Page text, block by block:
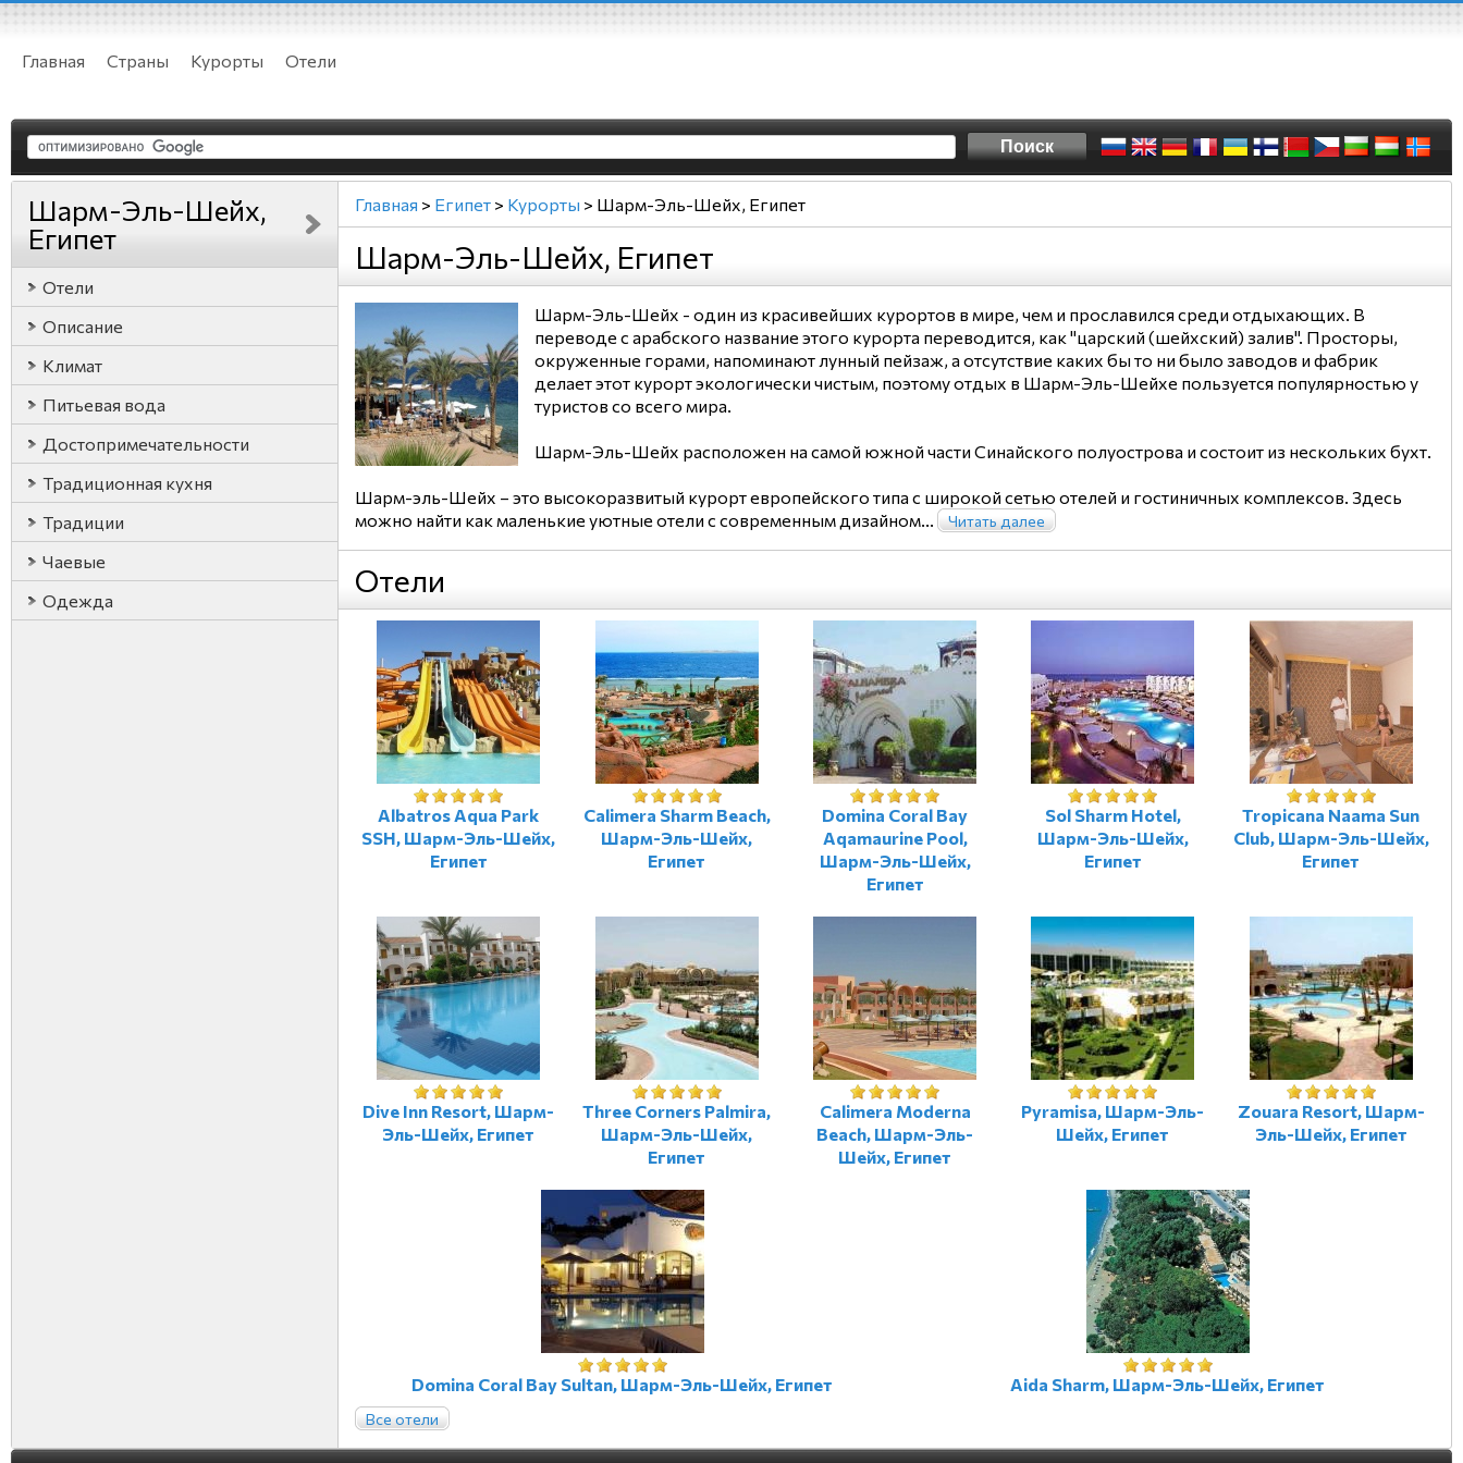
Главная Страны Курорты Отели
Шарм-Эль-Шейх,
Египет
Отели
Описание
Климат
Питьевая вода
Достопримечательности
Традиционная кухня
Традиции
Чаевые
Одежда
Главная > Египет > Курорты > Шарм-Эль-Шейх, Египет
Шарм-Эль-Шейх, Египет
Шарм-Эль-Шейх - один из красивейших курортов в мире, чем и прославился среди отдыхающих. В
переводе с арабского название этого курорта переводится, как "царский (шейхский) залив". Просторы,
окруженные горами, напоминают лунный пейзаж, а отсутствие каких бы то ни было заводов и фабрик
делает этот курорт экологически чистым, поэтому отдых в Шарм-Эль-Шейхе пользуется популярностью у
туристов со всего мира.
Шарм-Эль-Шейх расположен на самой южной части Синайского полуострова и состоит из нескольких бухт.
Шарм-эль-Шейх – это высокоразвитый курорт европейского типа с широкой сетью отелей и гостиничных комплексов. Здесь
можно найти как маленькие уютные отели с современным дизайном...
Читать далее
Отели
Albatros Aqua Park
SSH, Шарм-Эль-Шейх,
Египет
Calimera Sharm Beach,
Шарм-Эль-Шейх,
Египет
Domina Coral Bay
Aqamaurine Pool,
Шарм-Эль-Шейх,
Египет
Sol Sharm Hotel,
Шарм-Эль-Шейх,
Египет
Tropicana Naama Sun
Club, Шарм-Эль-Шейх,
Египет
Dive Inn Resort, Шарм-
Эль-Шейх, Египет
Three Corners Palmira,
Шарм-Эль-Шейх,
Египет
Calimera Moderna
Beach, Шарм-Эль-
Шейх, Египет
Pyramisa, Шарм-Эль-
Шейх, Египет
Zouara Resort, Шарм-
Эль-Шейх, Египет
Domina Coral Bay Sultan, Шарм-Эль-Шейх, Египет Aida Sharm, Шарм-Эль-Шейх, Египет
Все отели